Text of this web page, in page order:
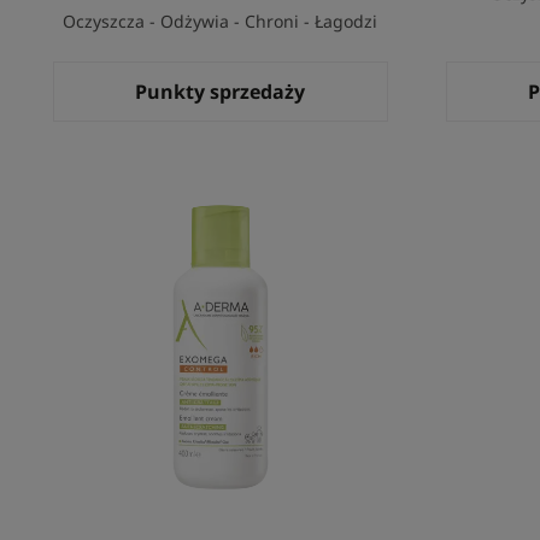
Oczyszcza - Odżywia - Chroni - Łagodzi
Punkty sprzedaży